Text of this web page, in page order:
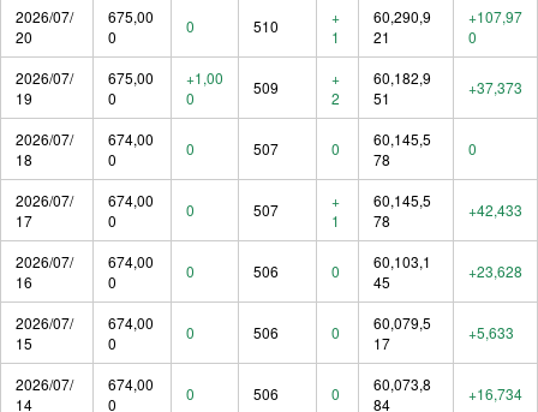
2026/07/
20
675,00
0
0 510
+
1
60,290,9
21
+107,97
0
2026/07/
19
675,00
0
+1,00
0
509
+
2
60,182,9
51
+37,373
2026/07/
18
674,00
0
0 507 0
60,145,5
78
0
2026/07/
17
674,00
0
0 507
+
1
60,145,5
78
+42,433
2026/07/
16
674,00
0
0 506 0
60,103,1
45
+23,628
2026/07/
15
674,00
0
0 506 0
60,079,5
17
+5,633
2026/07/
14
674,00
0
0 506 0
60,073,8
84
+16,734